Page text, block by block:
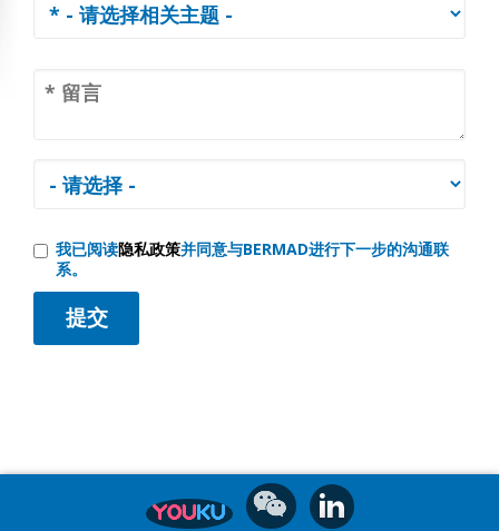
我已阅读隐私政策并同意与BERMAD进行下一步的沟通联
系。